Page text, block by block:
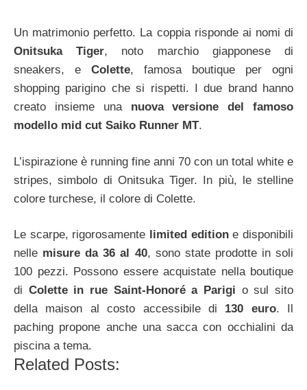
Un matrimonio perfetto. La coppia risponde ai nomi di
Onitsuka Tiger, noto marchio giapponese di
sneakers, e Colette, famosa boutique per ogni
shopping parigino che si rispetti. I due brand hanno
creato insieme una nuova versione del famoso
modello mid cut Saiko Runner MT.
L’ispirazione è running fine anni 70 con un total white e
stripes, simbolo di Onitsuka Tiger. In più, le stelline
colore turchese, il colore di Colette.
Le scarpe, rigorosamente limited editione disponibili
nelle misure da 36 al 40, sono state prodotte in soli
100 pezzi. Possono essere acquistate nella boutique
di Colette in rue Saint-Honoré a Parigi o sul sito
della maison al costo accessibile di 130 euro. Il
paching propone anche una sacca con occhialini da
piscina a tema.
Related Posts: